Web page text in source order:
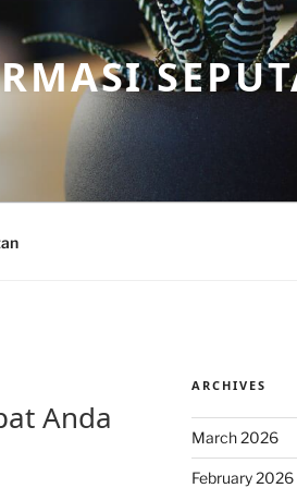
Anda
ARCHIVES
March 2026
February 2026